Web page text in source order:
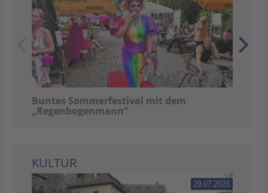
Buntes Sommerfestival mit dem
„Regenbogenmann“
KULTUR
29.07.2026